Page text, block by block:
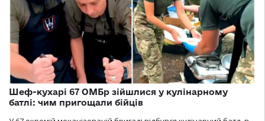
Шеф-кухарі 67 ОМБр зійшлися у кулінарному
батлі: чим пригощали бійців